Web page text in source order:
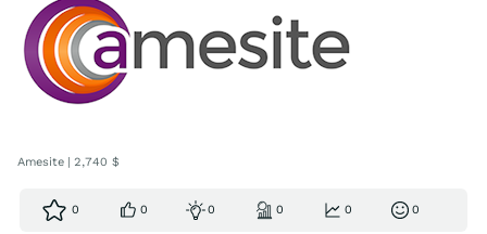
Amesite | 2,740 $
0 0 0 0 0 0